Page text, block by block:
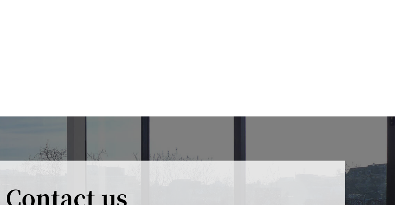
Contact us